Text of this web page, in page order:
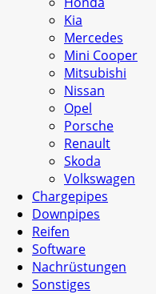
Kia
Mercedes
Mini Cooper
Mitsubishi
Nissan
Opel
Porsche
Renault
Skoda
Volkswagen
Chargepipes
Downpipes
Reifen
Software
Nachrüstungen
Sonstiges